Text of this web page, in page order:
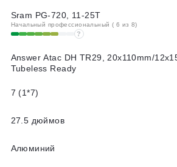
Sram PG-720, 11-25T
Начальный профессиональный ( 6 из 8)
?
Answer Atac DH TR29, 20x110mm/
Tubeless Ready
7 (1*7)
27.5 дюймов
Алюминий